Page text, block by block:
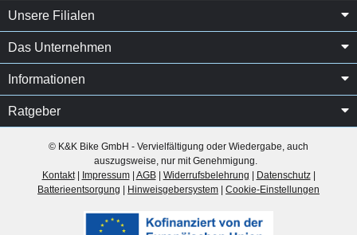
Unsere Filialen
Das Unternehmen
Informationen
Ratgeber
© K&K Bike GmbH - Vervielfältigung oder Wiedergabe, auch
auszugsweise, nur mit Genehmigung.
Kontakt| Impressum| AGB| Widerrufsbelehrung Datenschutz|
Batterieentsorgung
Hinweisgebersystem Cookie-Einstellungen